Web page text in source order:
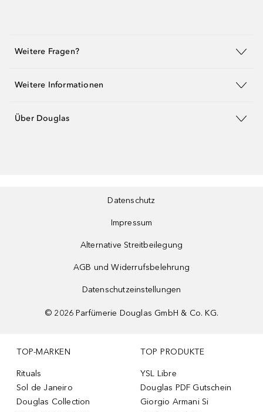
Weitere Fragen?
Weitere Informationen
Über Douglas
Datenschutz
Impressum
Alternative Streitbeilegung
AGB und Widerrufsbelehrung
Datenschutzeinstellungen
© 2026 Parfümerie Douglas GmbH & Co. KG.
TOP-MARKEN
Rituals
Sol de Janeiro
Douglas Collection
TOP PRODUKTE
YSL Libre
Douglas PDF Gutschein
Giorgio Armani Si